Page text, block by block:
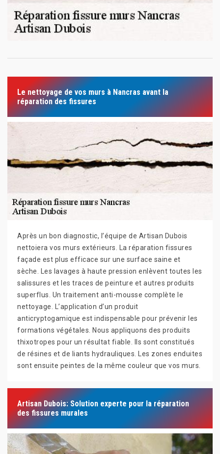
Le nettoyage de vos murs à Nancras avant la
réparation des fissures
Après un bon diagnostic, l’équipe de Artisan Dubois
nettoiera vos murs extérieurs. La réparation fissures
façade est plus efficace sur une surface saine et
sèche. Les lavages à haute pression enlèvent toutes les
salissures et les traces de peinture et autres produits
superflus. Un traitement anti-mousse complète le
nettoyage. L’application d’un produit
anticryptogamique est indispensable pour prévenir les
formations végétales. Nous appliquons des produits
thixotropes pour un résultat fiable. Ils sont constitués
de résines et de liants hydrauliques. Les zones enduites
sont ensuite peintes de la même couleur que vos murs.
Artisan Dubois: Solution experte pour la réparation
des fissures murales